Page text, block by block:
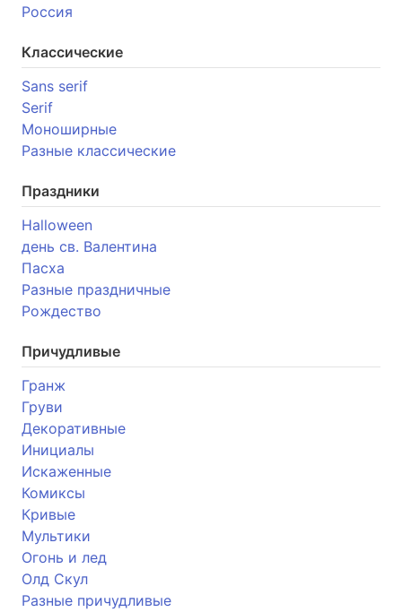
Россия
Классические
Sans serif
Serif
Моноширные
Разные классические
Праздники
Halloween
день св. Валентина
Пасха
Разные праздничные
Рождество
Причудливые
Гранж
Груви
Декоративные
Инициалы
Искаженные
Комиксы
Кривые
Мультики
Огонь и лед
Олд Скул
Разные причудливые